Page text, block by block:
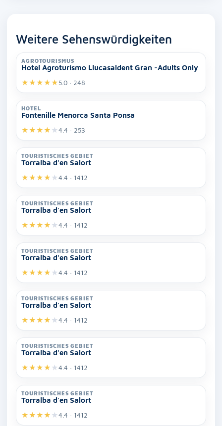
Weitere Sehenswürdigkeiten
AGROTOURISMUS
Hotel Agroturismo Llucasaldent Gran -Adults Only
★★★★★5.0 · 248
HOTEL
Fontenille Menorca Santa Ponsa
★★★★ ★4.4 · 253
TOURISTISCHES GEBIET
Torralba d'en Salort
★★★★ ★4.4 · 1412
TOURISTISCHES GEBIET
Torralba d'en Salort
★★★★ ★4.4 · 1412
TOURISTISCHES GEBIET
Torralba d'en Salort
★★★★ ★4.4 · 1412
TOURISTISCHES GEBIET
Torralba d'en Salort
★★★★ ★4.4 · 1412
TOURISTISCHES GEBIET
Torralba d'en Salort
★★★★ ★4.4 · 1412
TOURISTISCHES GEBIET
Torralba d'en Salort
★★★★ ★4.4 · 1412